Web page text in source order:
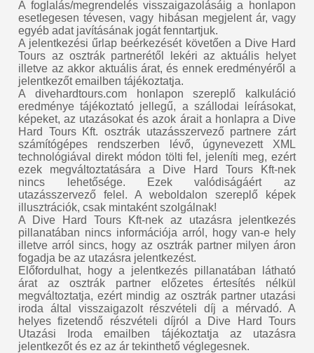
A foglalás/megrendelés visszaigazolásáig a honlapon
esetlegesen tévesen, vagy hibásan megjelent ár, vagy
egyéb adat javításának jogát fenntartjuk.
A jelentkezési űrlap beérkezését követően a Dive Hard
Tours az osztrák partnerétől lekéri az aktuális helyet
illetve az akkor aktuális árat, és ennek eredményéről a
jelentkezőt emailben tájékoztatja.
A divehardtours.com honlapon szereplő kalkuláció
eredménye tájékoztató jellegű, a szállodai leírásokat,
képeket, az utazásokat és azok árait a honlapra a Dive
Hard Tours Kft. osztrák utazásszervező partnere zárt
számítógépes rendszerben lévő, úgynevezett XML
technológiával direkt módon tölti fel, jeleníti meg, ezért
ezek megváltoztatására a Dive Hard Tours Kft-nek
nincs lehetősége. Ezek valódiságáért az
utazásszervező felel. A weboldalon szereplő képek
illusztrációk, csak mintaként szolgálnak!
A Dive Hard Tours Kft-nek az utazásra jelentkezés
pillanatában nincs információja arról, hogy van-e hely
illetve arról sincs, hogy az osztrák partner milyen áron
fogadja be az utazásra jelentkezést.
Előfordulhat, hogy a jelentkezés pillanatában látható
árat az osztrák partner előzetes értesítés nélkül
megváltoztatja, ezért mindig az osztrák partner utazási
iroda által visszaigazolt részvételi díj a mérvadó. A
helyes fizetendő részvételi díjról a Dive Hard Tours
Utazási Iroda emailben tájékoztatja az utazásra
jelentkezőt és ez az ár tekinthető véglegesnek.